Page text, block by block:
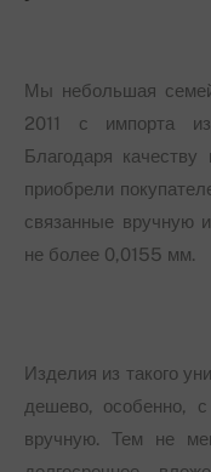
Мы небольшая
2011 с импорта
Благодаря
приобрели
связанные вручную
не более 0,0155 мм.
Изделия из такого
дешево, особенно, с
вручную. Тем не